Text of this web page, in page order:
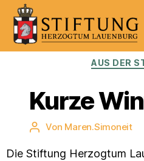
Kulturportal
Herzogtum
Lauenburg
AUS DER
Kurze
Beitragsautor
Von Maren.Simoneit
Die Stiftung Herzogtum